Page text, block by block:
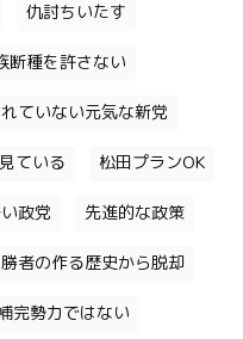
仇討ちいたす
断種を許さない
ていない元気な新党
ている 松田プランOK
政党 先進的な政策
勝者の作る歴史から脱却
完勢力ではない